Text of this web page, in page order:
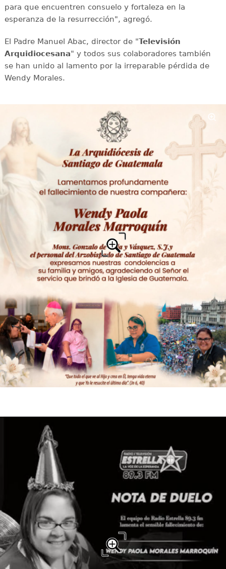
para que encuentren consuelo y fortaleza en la
esperanza de la resurrección", agregó.
El Padre Manuel Abac, director de "Televisión
Arquidiocesana" y todos sus colaboradores también
se han unido al lamento por la irreparable pérdida de
Wendy Morales.